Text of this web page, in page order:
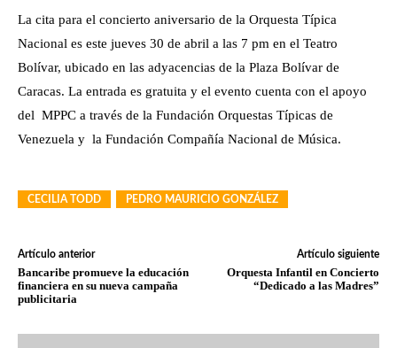
La cita para el concierto aniversario de la Orquesta Típica
Nacional es este jueves 30 de abril a las 7 pm en el Teatro
Bolívar, ubicado en las adyacencias de la Plaza Bolívar de
Caracas. La entrada es gratuita y el evento cuenta con el apoyo
del MPPC a través de la Fundación Orquestas Típicas de
Venezuela y la Fundación Compañía Nacional de Música.
CECILIA TODD PEDRO MAURICIO GONZÁLEZ
Artículo anterior
Bancaribe promueve la educación
financiera en su nueva campaña
publicitaria
Artículo siguiente
Orquesta Infantil en Concierto
“Dedicado a las Madres”